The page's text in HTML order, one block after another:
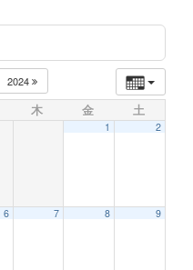
2024
木 金 土
1 2
6 7 8 9